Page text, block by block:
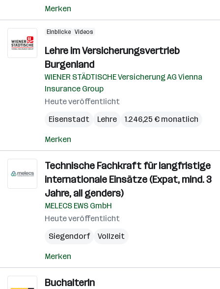
Merken
Einblicke Videos
Lehre im Versicherungsvertrieb
Burgenland
WIENER STÄDTISCHE Versicherung AG Vienna
Insurance Group
Heute veröffentlicht
Eisenstadt
Lehre 1.246,25 € monatlich
Merken
Technische Fachkraft für langfristige
internationale Einsätze (Expat, mind. 3
Jahre, all genders)
MELECS EWS GmbH
Heute veröffentlicht
Siegendorf
Vollzeit
Merken
BuchalterIn